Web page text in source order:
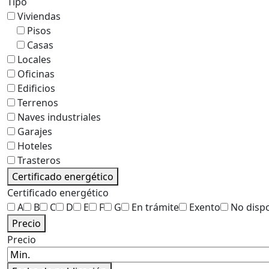
Viviendas
Pisos
Casas
Locales
Oficinas
Edificios
Terrenos
Naves industriales
Garajes
Hoteles
Trasteros
Certificado energético
Certificado energético
A
B C D E F G En trámite Exento
No
Precio
Precio